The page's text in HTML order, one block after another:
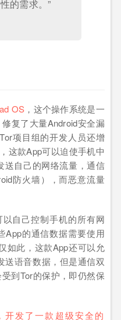
的需求。”
OS ，这个操作系统是一
复了大量Android安全漏
项目组的开发人员还增
这款App可以迫使手机中
送自己的网络流量，通信
防火墙），而恶意流量
自己控制手机的所有网
App的通信数据需要使用
如此，这款App还可以允
送语音数据，但是通信双
到Tor的保护，即仍然保